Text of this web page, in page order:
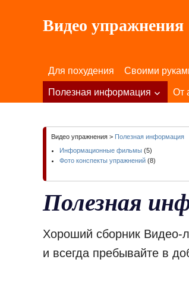
содержимому
Видео упражнения
Вашего
Для похудения Своими
Полезная информация От
Видео упражнения > Полезная информация
Информационные фильмы(5)
Фото конспекты упражнений(8)
Полезная
Хороший сборник Видео-
и всегда пребывайте в